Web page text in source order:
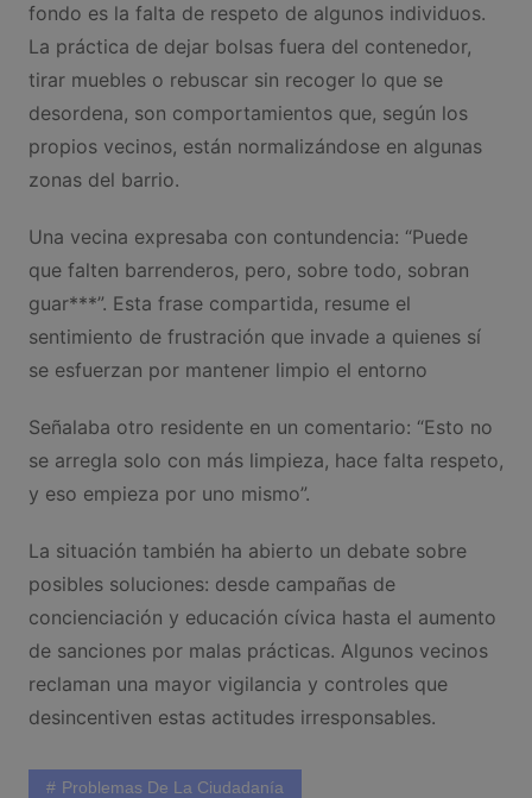
fondo es la falta de respeto de algunos individuos.
La práctica de dejar bolsas fuera del contenedor,
tirar muebles o rebuscar sin recoger lo que se
desordena, son comportamientos que, según los
propios vecinos, están normalizándose en algunas
zonas del barrio.
Una vecina expresaba con contundencia: “Puede
que falten barrenderos, pero, sobre todo, sobran
guar***”. Esta frase compartida, resume el
sentimiento de frustración que invade a quienes sí
se esfuerzan por mantener limpio el entorno
Señalaba otro residente en un comentario: “Esto no
se arregla solo con más limpieza, hace falta respeto,
y eso empieza por uno mismo”.
La situación también ha abierto un debate sobre
posibles soluciones: desde campañas de
concienciación y educación cívica hasta el aumento
de sanciones por malas prácticas. Algunos vecinos
reclaman una mayor vigilancia y controles que
desincentiven estas actitudes irresponsables.
Problemas De La Ciudadanía